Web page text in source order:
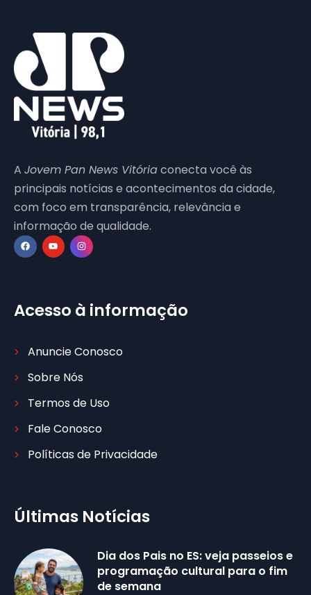
A Jovem Pan News Vitóriaconecta você às
principais notícias e acontecimentos da cidade,
com foco em transparência, relevância e
informação de qualidade.
Acesso à informação
Anuncie Conosco
Sobre Nós
Termos de Uso
Fale Conosco
Políticas de Privacidade
Últimas Notícias
Dia dos Pais no ES: veja passeios e
programação cultural para o fim
de semana